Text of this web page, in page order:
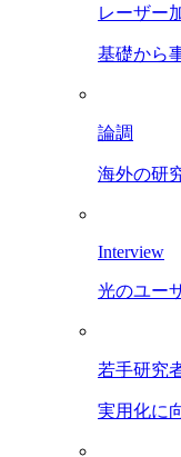
レーザー
基礎から
論調
海外の研
Interview
光のユー
若手研究
実用化に